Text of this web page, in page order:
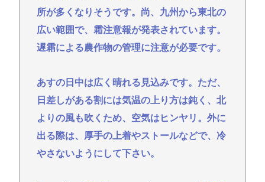
所が多くなりそうです。尚、九州から東北の
広い範囲で、霜注意報が発表されています。
遅霜による農作物の管理に注意が必要です。
あすの日中は広く晴れる見込みです。ただ、
日差しがある割には気温の上り方は鈍く、北
よりの風も吹くため、空気はヒンヤリ。外に
出る際は、厚手の上着やストールなどで、冷
やさないようにして下さい。